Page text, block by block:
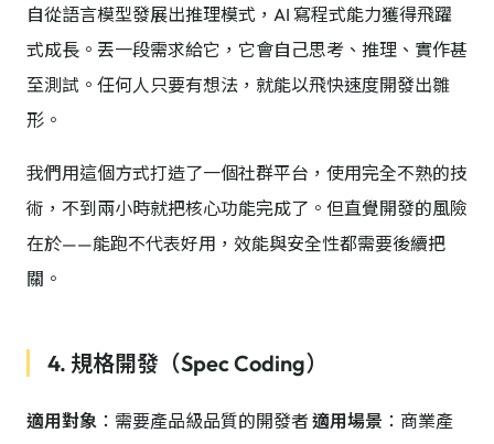
自從語言模型發展出推理模式，AI 寫程式能力獲得飛躍
式成長。丟一段需求給它，它會自己思考、推理、實作甚
至測試。任何人只要有想法，就能以飛快速度開發出雛
形。
我們用這個方式打造了一個社群平台，使用完全不熟的技
術，不到兩小時就把核心功能完成了。但直覺開發的風險
在於——能跑不代表好用，效能與安全性都需要後續把
關。
4. 規格開發（Spec Coding）
適用對象 ：需要產品級品質的開發者適用場景 ：商業產